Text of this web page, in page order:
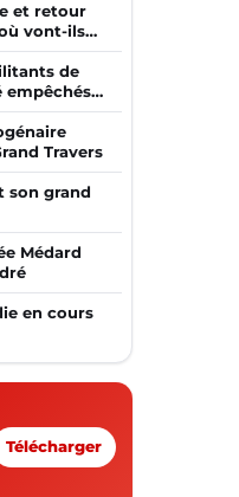
et retour
vont-ils
de
empêchés
Travers
son grand
Médard
en cours
Télécharger